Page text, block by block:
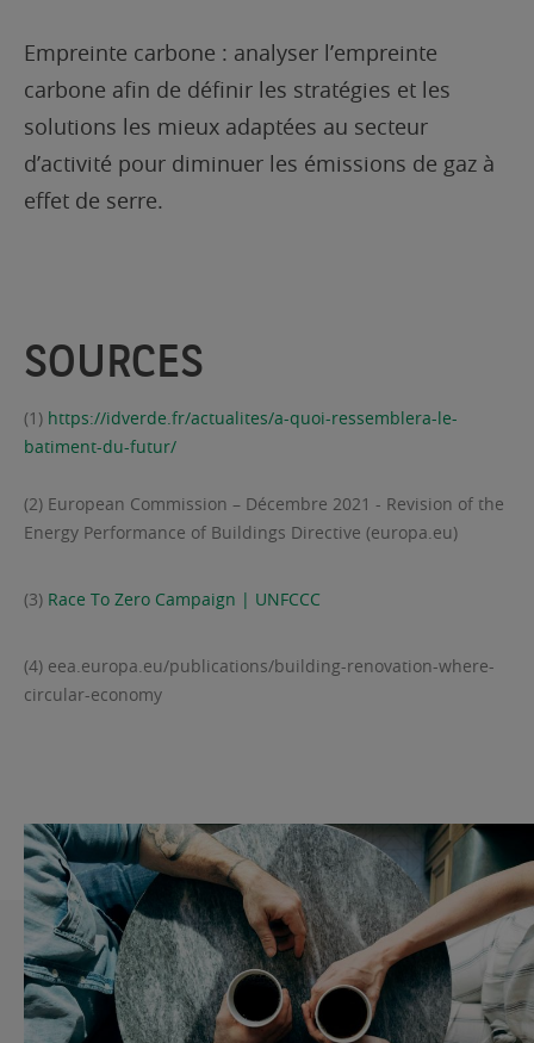
Empreinte carbone : analyser l’empreinte
carbone afin de définir les stratégies et les
solutions les mieux adaptées au secteur
d’activité pour diminuer les émissions de gaz à
effet de serre.
SOURCES
(1) https://idverde.fr/actualites/a-quoi-ressemblera-le-
batiment-du-futur/
(2) European Commission – Décembre 2021 - Revision of the
Energy Performance of Buildings Directive (europa.eu)
(3) Race To Zero Campaign | UNFCCC
(4) eea.europa.eu/publications/building-renovation-where-
circular-economy